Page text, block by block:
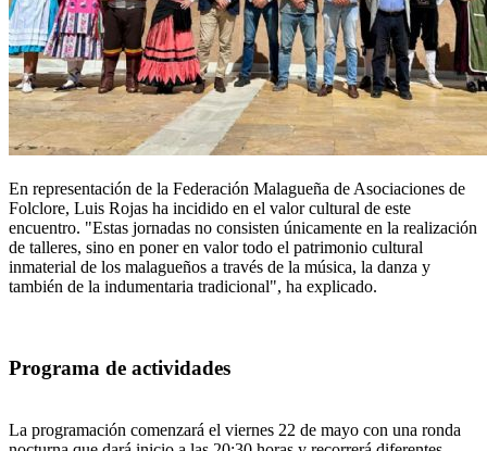
En representación de la Federación Malagueña de Asociaciones de
Folclore, Luis Rojas ha incidido en el valor cultural de este
encuentro. "Estas jornadas no consisten únicamente en la realización
de talleres, sino en poner en valor todo el patrimonio cultural
inmaterial de los malagueños a través de la música, la danza y
también de la indumentaria tradicional", ha explicado.
Programa de actividades
La programación comenzará el viernes 22 de mayo con una ronda